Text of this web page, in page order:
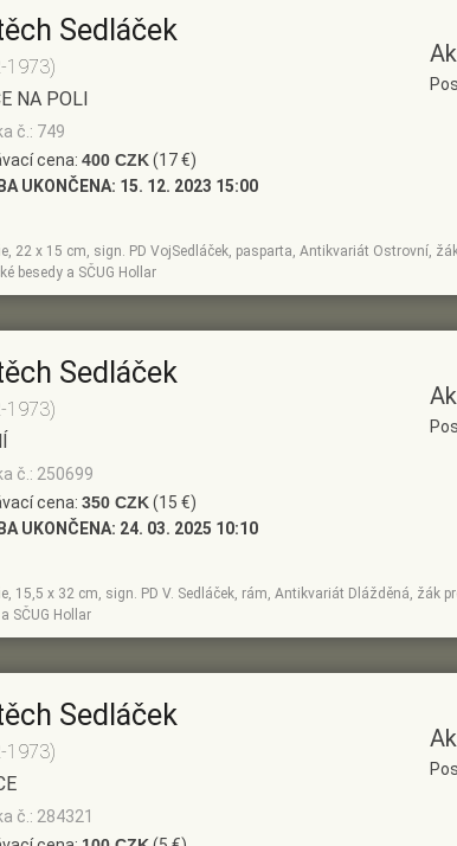
Sedláček
1973)
NA POLI
č.: 749
cena: 400 CZK(17 €)
UKONČENA: 15. 12. 2023 15:00
22 x 15 cm, sign. PD VojSedláček, pasparta, Antikvariát Ostrovní,
besedy a SČUG Hollar
Sedláček
1973)
č.: 250699
cena: 350 CZK(15 €)
UKONČENA: 24. 03. 2025 10:10
15,5 x 32 cm, sign. PD V. Sedláček, rám, Antikvariát Dlážděná, žák
SČUG Hollar
Sedláček
1973)
č.: 284321